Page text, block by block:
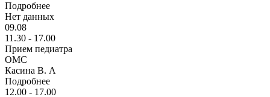
Подробнее
Нет данных
09.08
11.30 - 17.00
Прием педиатра
ОМС
Касина В. А
Подробнее
12.00 - 17.00